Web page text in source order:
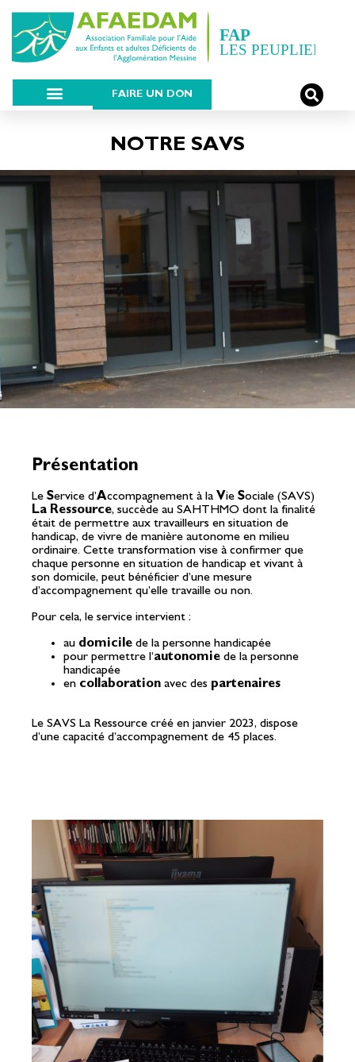
FAIRE UN DON
NOTRE SAVS
Présentation
Le Service d’Accompagnement à la Vie Sociale (SAVS)
La Ressource, succède au SAHTHMO dont la finalité
était de permettre aux travailleurs en situation de
handicap, de vivre de manière autonome en milieu
ordinaire. Cette transformation vise à confirmer que
chaque personne en situation de handicap et vivant à
son domicile, peut bénéficier d’une mesure
d’accompagnement qu’elle travaille ou non.
Pour cela, le service intervient :
au domicile de la personne handicapée
pour permettre l’autonomie de la personne
handicapée
en collaboration avec des partenaires
Le SAVS La Ressource créé en janvier 2023, dispose
d’une capacité d’accompagnement de 45 places.